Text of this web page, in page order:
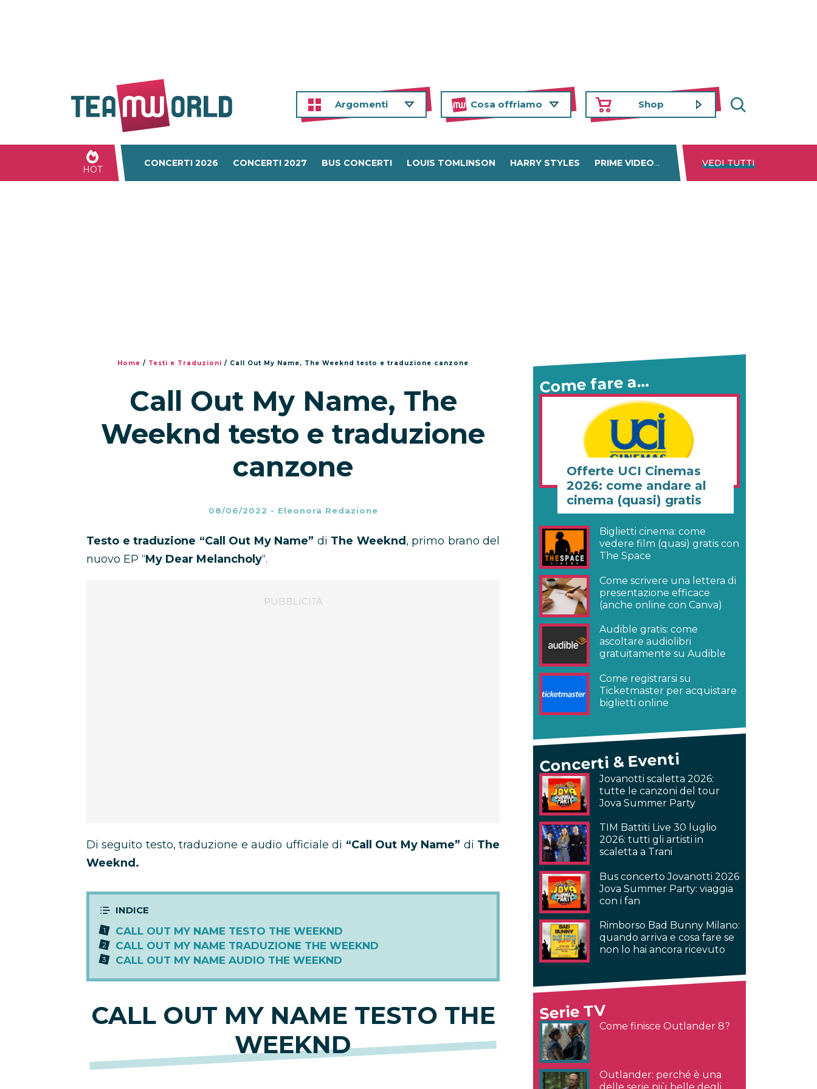
Argomenti Cosa offriamo Shop
HOT
CONCERTI 2026 CONCERTI 2027 BUS CONCERTI LOUIS TOMLINSON HARRY STYLES PRIME VIDEO DISNEY+ NETFLIX
VEDI TUTTI
Home / Testi e Traduzioni / Call Out My Name, The Weeknd testo e traduzione canzone
Call Out My Name, The
Weeknd testo e traduzione
canzone
08/06/2022 - Eleonora Redazione
Testo e traduzione “Call Out My Name” di The Weeknd , primo brano del
nuovo EP “My Dear Melancholy“.
Di seguito testo, traduzione e audio ufficiale di “Call Out My Name” di The
Weeknd.
CALL OUT MY NAME TESTO THE WEEKND
CALL OUT MY NAME TRADUZIONE THE WEEKND
CALL OUT MY NAME AUDIO THE WEEKND
CALL OUT MY NAME TESTO THE
WEEKND
Come fare a…
Offerte UCI Cinemas
2026: come andare al
cinema (quasi) gratis
Biglietti cinema: come
vedere film (quasi) gratis con
The Space
Come scrivere una lettera di
presentazione efficace
(anche online con Canva)
Audible gratis: come
ascoltare audiolibri
gratuitamente su Audible
Come registrarsi su
Ticketmaster per acquistare
biglietti online
Concerti & Eventi
Jovanotti scaletta 2026:
tutte le canzoni del tour
Jova Summer Party
TIM Battiti Live 30 luglio
2026: tutti gli artisti in
scaletta a Trani
Bus concerto Jovanotti 2026
Jova Summer Party: viaggia
con i fan
Rimborso Bad Bunny Milano:
quando arriva e cosa fare se
non lo hai ancora ricevuto
Serie TV
Come finisce Outlander 8?
Outlander: perché è una